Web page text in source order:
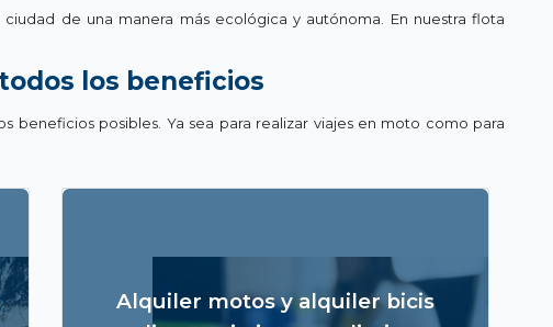
de una manera más ecológica y autónoma. En nuestra flota
los beneficios
beneficios posibles. Ya sea para realizar viajes en moto como para
Alquiler motos y alquiler bicis
No somos intermediarios y por lo tanto podemos
ofrecer las mejores tarifas para el alquiler de motos
en Málaga y alquiler de bicicletas en Málaga. Si